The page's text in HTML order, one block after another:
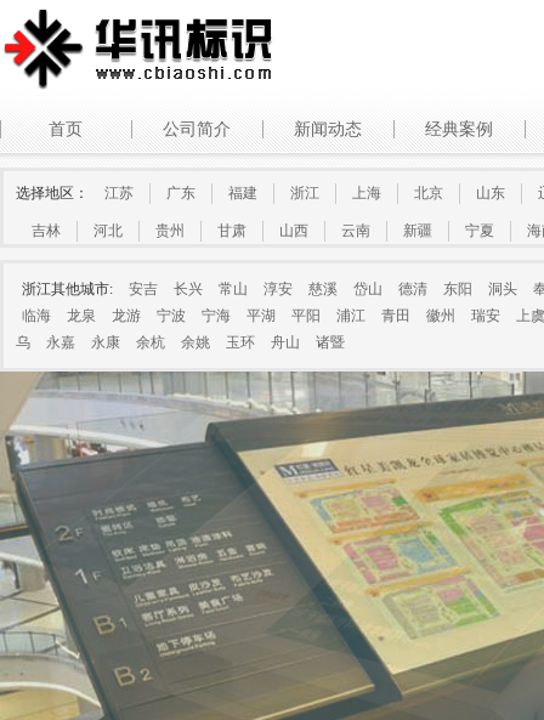
首页 公司简介 新闻动态 经典案例
选择地区： 江苏 广东 福建 浙江 上海 北京 山东
吉林 河北 贵州 甘肃 山西 云南 新疆 宁夏
浙江其他城市: 安吉 长兴 常山 淳安 慈溪 岱山 德清 东阳 洞头
临海
龙泉 龙游 宁波 宁海 平湖 平阳 浦江 青田 徽州 瑞安
上虞
乌
永嘉 永康 余杭 余姚 玉环 舟山 诸暨